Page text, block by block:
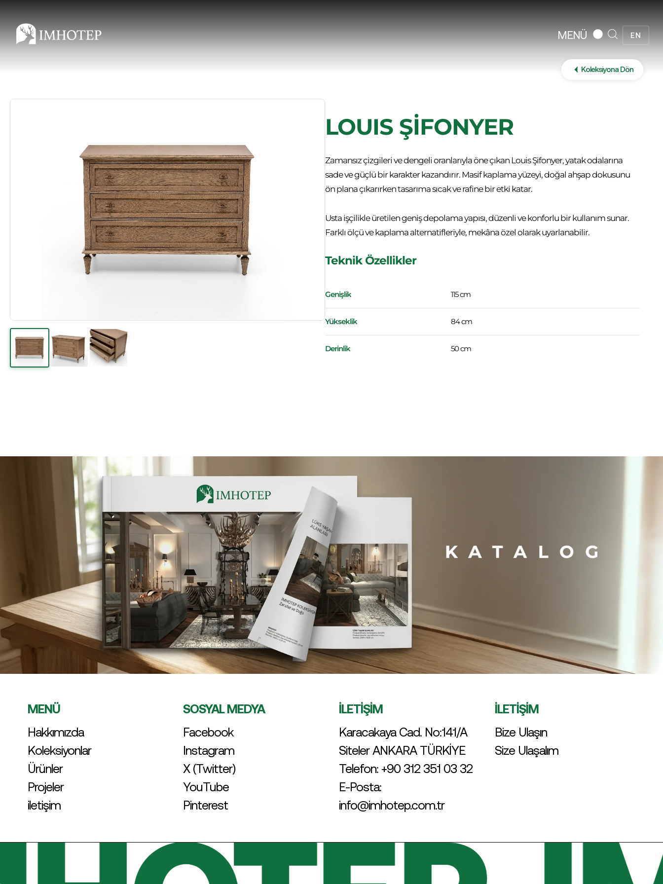
MENÜ EN
Koleksiyona Dön
LOUIS ŞİFONYER
Zamansız çizgileri ve dengeli oranlarıyla öne çıkan Louis Şifonyer, yatak odalarına
sade ve güçlü bir karakter kazandırır. Masif kaplama yüzeyi, doğal ahşap dokusunu
ön plana çıkarırken tasarıma sıcak ve rafine bir etki katar.
Usta işçilikle üretilen geniş depolama yapısı, düzenli ve konforlu bir kullanım sunar.
Farklı ölçü ve kaplama alternatifleriyle, mekâna özel olarak uyarlanabilir.
Teknik Özellikler
Genişlik 115 cm
Yükseklik 84 cm
Derinlik 50 cm
MENÜ
Hakkımızda
Koleksiyonlar
Ürünler
Projeler
iletişim
SOSYAL MEDYA
Facebook
Instagram
X (Twitter)
YouTube
Pinterest
İLETİŞİM
Karacakaya Cad. No:141/A
Siteler ANKARA TÜRKİYE
Telefon: +90 312 351 03 32
E-Posta:
info@imhotep.com.tr
İLETİŞİM
Bize Ulaşın
Size Ulaşalım